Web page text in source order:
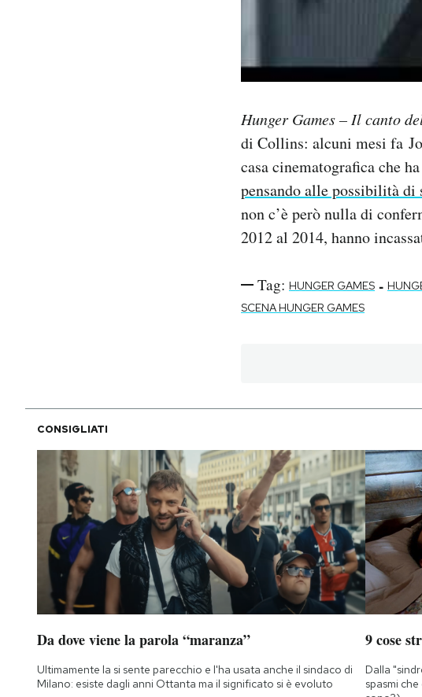
Hunger Games – Il canto
di Collins: alcuni mesi fa
casa cinematografica che
pensando alle possibilità
non c’è però nulla di
2012 al 2014, hanno
Tag: HUNGER GAMES -
SCENA HUNGER GAMES
CONSIGLIATI
Da dove viene la parola “maranza”
Ultimamente la si sente parecchio e l'ha usata anche il sindaco di
Milano: esiste dagli anni Ottanta ma il significato si è evoluto
9 cose
Dalla
spasmi